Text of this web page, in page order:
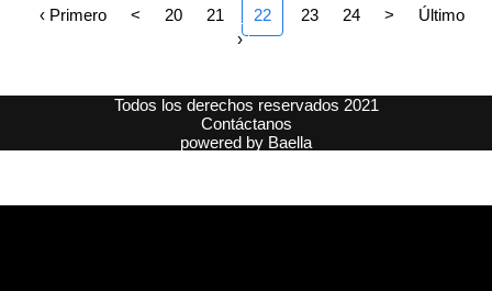
‹ Primero < 20 21 22 23 24 >
Último
›
Todos los derechos reservados 2021
Contáctanos
powered by Baella